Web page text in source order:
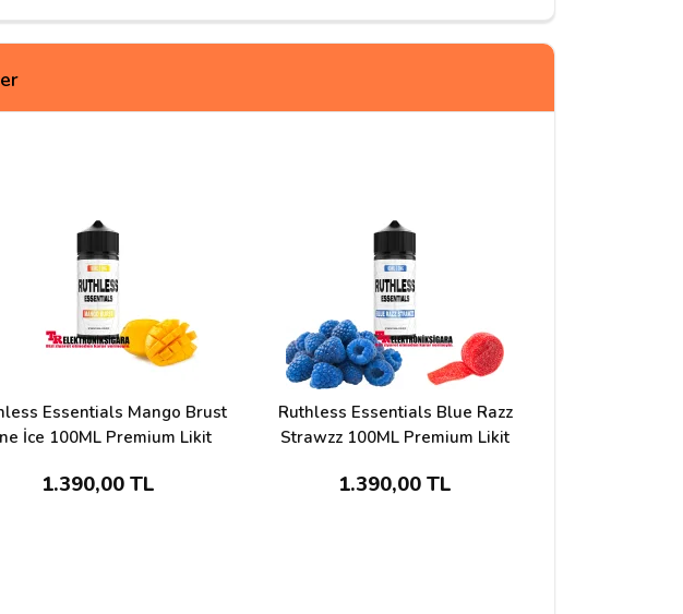
Essentials Mango Brust
İce 100ML Premium Likit
1.390,00 TL
Ruthless Essentials Blue Razz
Strawzz 100ML Premium Likit
1.390,00 TL